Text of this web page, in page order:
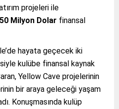
projeleri ile
Milyon Dolar finansal
hayata geçecek iki
kulübe finansal kaynak
Yellow Cave projelerinin
bir araya geleceği yaşam
Konuşmasında kulüp